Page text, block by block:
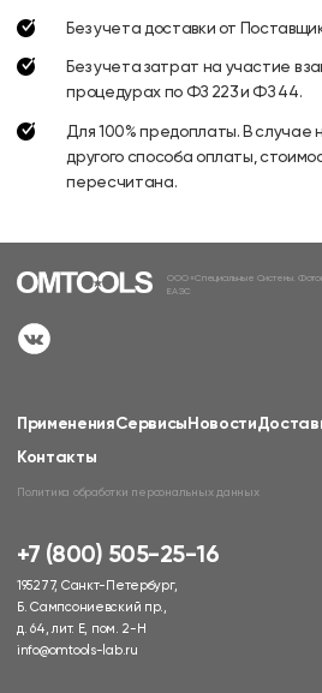
Без учета доставки от
Без учета затрат на участие в
процедурах по ФЗ 223 и ФЗ 44.
Для 100% предоплаты. В случае
другого способа оплаты,
пересчитана.
ООО «Специальные Системы.
ЕАЭС
ПримененияСервисыНовости
Контакты
Политика обработки персональных данных
+7 (800) 505-25-16
195277, Санкт-Петербург,
Б. Сампсониевский пр.,
д. 64, лит. Е, пом. 2-Н
info@omtools-lab.ru